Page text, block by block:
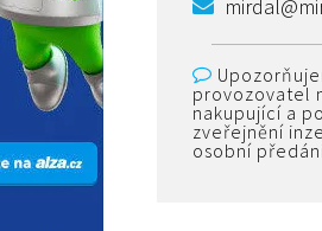
provozovatel
nakupující a
zveřejnění
osobní